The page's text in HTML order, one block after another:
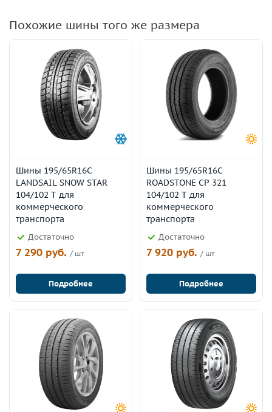
Похожие шины того же размера
Шины 195/65R16C
LANDSAIL SNOW STAR
104/102 T для
коммерческого
транспорта
Достаточно
7 290 руб. / шт
Подробнее
Шины 195/65R16C
ROADSTONE CP 321
104/102 T для
коммерческого
транспорта
Достаточно
7 920 руб. / шт
Подробнее